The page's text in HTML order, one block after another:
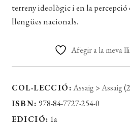
terreny ideològic i en la percepció
llengües nacionals.
Afegir a la meva
COL·LECCIÓ:Assaig >Assaig
ISBN: 978-84-7727-254-0
EDICIÓ: 1a